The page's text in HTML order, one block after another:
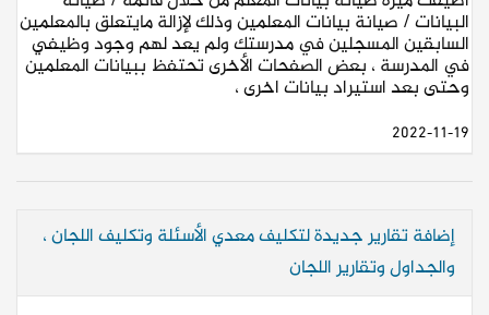
البيانات / صيانة بيانات المعلمين وذلك لإزالة مايتعلق بالمعلمين
السابقين المسجلين في مدرستك ولم يعد لهم وجود وظيفي
في المدرسة ، بعض الصفحات الأخرى تحتفظ ببيانات المعلمين
وحتى بعد استيراد بيانات اخرى ،
2022-11-19
إضافة تقارير جديدة لتكليف معدي الأسئلة وتكليف اللجان ،
والجداول وتقارير اللجان